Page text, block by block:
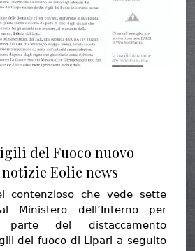
del Fuoco nuovo
Eolie news
contenzioso che vede sette
Ministero dell’Interno per
del distaccamento
del fuoco di Lipari a seguito